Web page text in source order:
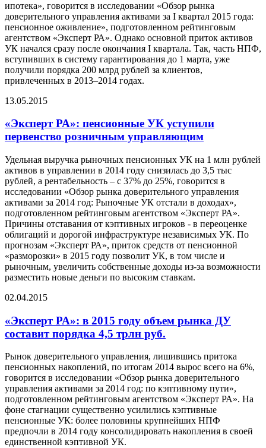
ипотека», говорится в исследовании «Обзор рынка
доверительного управления активами за I квартал 2015 года:
пенсионное оживление», подготовленном рейтинговым
агентством «Эксперт РА». Однако основной приток активов
УК начался сразу после окончания I квартала. Так, часть НПФ,
вступивших в систему гарантирования до 1 марта, уже
получили порядка 200 млрд рублей за клиентов,
привлеченных в 2013–2014 годах.
13.05.2015
«Эксперт РА»: пенсионные УК уступили
первенство розничным управляющим
Удельная выручка рыночных пенсионных УК на 1 млн рублей
активов в управлении в 2014 году снизилась до 3,5 тыс
рублей, а рентабельность – с 37% до 25%, говорится в
исследовании «Обзор рынка доверительного управления
активами за 2014 год: Рыночные УК отстали в доходах»,
подготовленном рейтинговым агентством «Эксперт РА».
Причины отставания от кэптивных игроков - в переоценке
облигаций и дорогой инфраструктуре независимых УК. По
прогнозам «Эксперт РА», приток средств от пенсионной
«разморозки» в 2015 году позволит УК, в том числе и
рыночным, увеличить собственные доходы из-за возможности
разместить новые деньги по высоким ставкам.
02.04.2015
«Эксперт РА»: в 2015 году объем рынка ДУ
составит порядка 4,5 трлн руб.
Рынок доверительного управления, лишившись притока
пенсионных накоплений, по итогам 2014 вырос всего на 6%,
говорится в исследовании «Обзор рынка доверительного
управления активами за 2014 год: по кэптивному пути»,
подготовленном рейтинговым агентством «Эксперт РА». На
фоне стагнации существенно усилились кэптивные
пенсионные УК: более половины крупнейших НПФ
предпочли в 2014 году консолидировать накопления в своей
единственной кэптивной УК.